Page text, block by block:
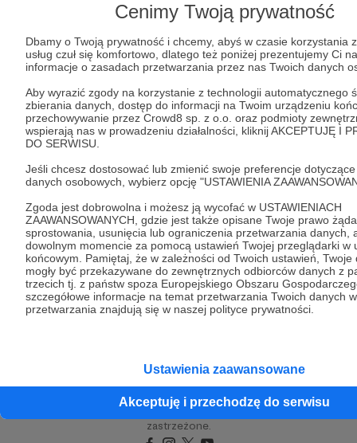
Cenimy Twoją prywatność
Dbamy o Twoją prywatność i chcemy, abyś w czasie korzystania
usług czuł się komfortowo, dlatego też poniżej prezentujemy Ci
informacje o zasadach przetwarzania przez nas Twoich danych
Aby wyrazić zgody na korzystanie z technologii automatycznego
zbierania danych, dostęp do informacji na Twoim urządzeniu
przechowywanie przez Crowd8 sp. z o.o. oraz podmioty
wspierają nas w prowadzeniu działalności, kliknij AKCEPTUJĘ I
DO SERWISU.
Jeśli chcesz dostosować lub zmienić swoje preferencje
danych osobowych, wybierz opcję "USTAWIENIA
Zgoda jest dobrowolna i możesz ją wycofać w USTAWIENIACH
ZAAWANSOWANYCH, gdzie jest także opisane Twoje prawo
sprostowania, usunięcia lub ograniczenia przetwarzania danych,
dowolnym momencie za pomocą ustawień Twojej przeglądarki w
końcowym. Pamiętaj, że w zależności od Twoich ustawień, Twoje
mogły być przekazywane do zewnętrznych odbiorców danych z
trzecich tj. z państw spoza Europejskiego Obszaru
szczegółowe informacje na temat przetwarzania Twoich danych
przetwarzania znajdują się w naszej polityce prywatności.
Ustawienia zaawansowane
Akceptuję i przechodzę do serwisu
Tak, przejdź do strony
Pozostań na Patronite
Kategorie
O Patronite
Dodatkowe produkty
Pomoc
RegulaminPolityka prywatnościPatronite Commons
Warunki korzystania z serwisu
Wszelkie prawa
zastrzeżone.